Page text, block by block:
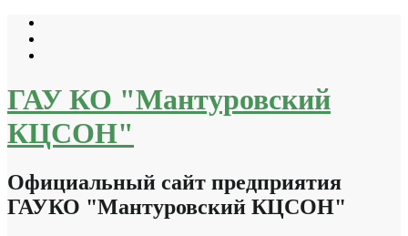
Перейти
содержимому
ГАУ КО "Мантуровский
КЦСОН"
Официальный сайт предприятия
ГАУКО "Мантуровский КЦСОН"